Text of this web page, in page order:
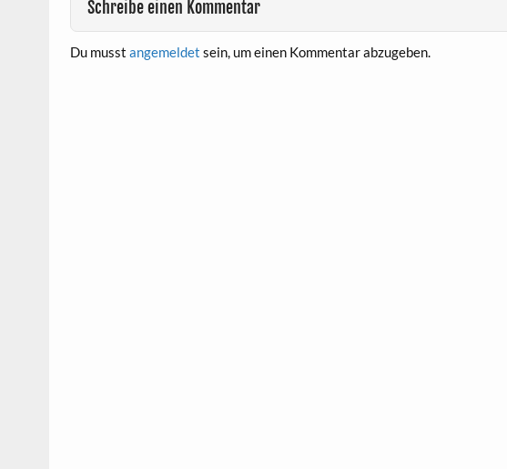
Schreibe einen Kommentar
Du musst angemeldet sein, um einen Kommentar abzugeben.